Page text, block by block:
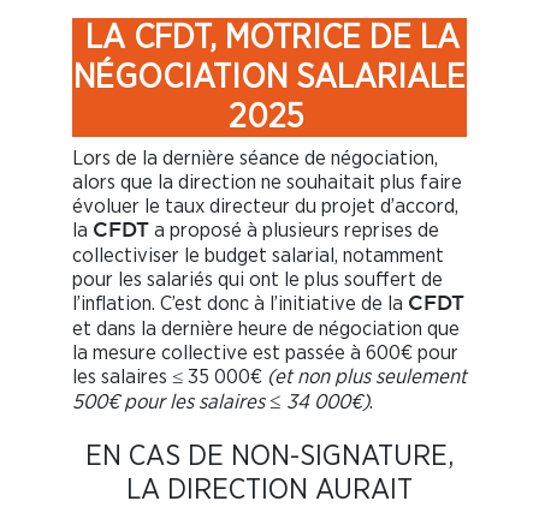
LA CFDT, MOTRICE DE LA
NÉGOCIATION SALARIALE
2025
Lors de la dernière séance de négociation,
alors que la direction ne souhaitait plus faire
évoluer le taux directeur du projet d’accord,
la CFDT
a proposé à plusieurs reprises de
collectiviser le budget salarial, notamment
pour les salariés qui ont le plus souffert de
l’inflation. C’est donc à l’initiative de la CFDT
et dans la dernière heure de négociation que
la mesure collective est passée à 600€ pour
les salaires ≤ 35 000€ (et non plus seulement
500€ pour les salaires ≤ 34 000€).
EN CAS DE NON-SIGNATURE,
LA DIRECTION AURAIT